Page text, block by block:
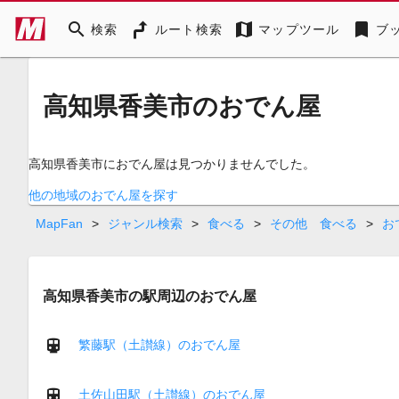
search 検索 ルート検索 map マップツール bookmark ブ
高知県香美市のおでん屋
高知県香美市におでん屋は見つかりませんでした。
他の地域のおでん屋を探す
MapFan
> ジャンル検索 > 食べる > その他 食べる > お
高知県香美市の駅周辺のおでん屋
繁藤駅（土讃線）のおでん屋
土佐山田駅（土讃線）のおでん屋